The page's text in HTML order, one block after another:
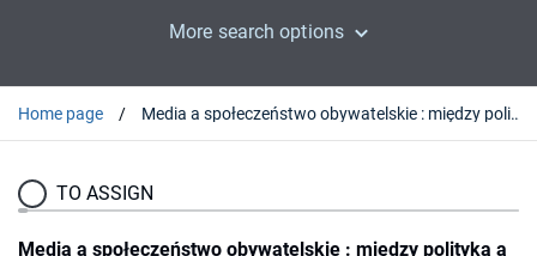
More search options
Home page Media a społeczeństwo obywatelskie : między polityką a presją rynku
TO ASSIGN
Media a społeczeństwo obywatelskie : między polityką a